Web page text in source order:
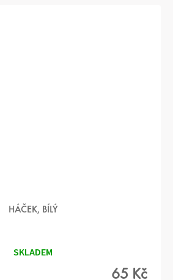
HÁČEK, BÍLÝ
SKLADEM
65 Kč